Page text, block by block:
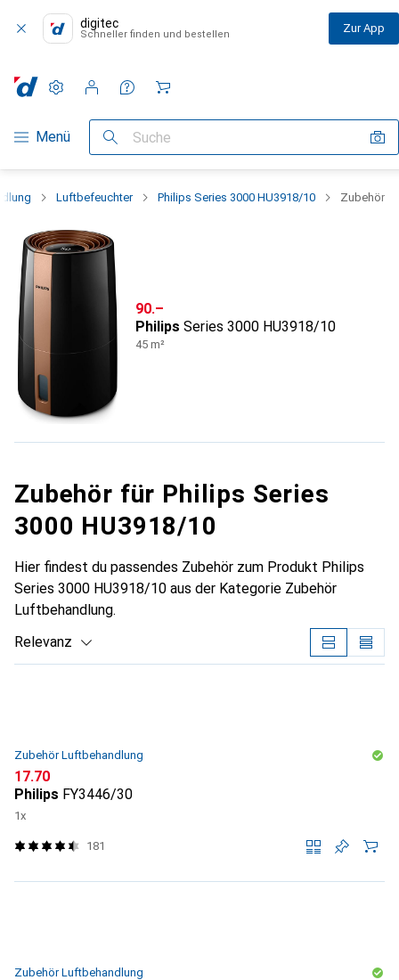
digitec
Schneller finden und bestellen Zur App
Navigation nach Kategorien
Menü Suche
Einstellungen
Kundenkonto
Vergleichslisten
Merklisten
Warenkorb
Luftbefeuchter Philips Series 3000 HU3918/10 Zubehör
CHF
90.–
Philips Series 3000 HU3918/10
45 m²
Zubehör für Philips Series
3000 HU3918/10
Hier findest du passendes Zubehör zum Produkt Philips
Series 3000 HU3918/10 aus der Kategorie Zubehör
Luftbehandlung.
Relevanz
Zubehör Luftbehandlung
CHF
17.70
Philips FY3446/30
1x
181
Zubehör Luftbehandlung